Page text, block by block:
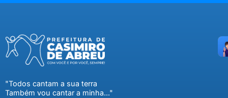
"Todos cantam a sua terra
Também vou cantar a minha..."